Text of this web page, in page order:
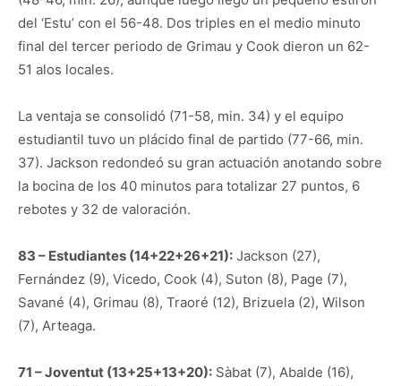
del ‘Estu’ con el 56-48. Dos triples en el medio minuto
final del tercer periodo de Grimau y Cook dieron un 62-
51 alos locales.
La ventaja se consolidó (71-58, min. 34) y el equipo
estudiantil tuvo un plácido final de partido (77-66, min.
37). Jackson redondeó su gran actuación anotando sobre
la bocina de los 40 minutos para totalizar 27 puntos, 6
rebotes y 32 de valoración.
83 – Estudiantes (14+22+26+21): Jackson (27),
Fernández (9), Vicedo, Cook (4), Suton (8), Page (7),
Savané (4), Grimau (8), Traoré (12), Brizuela (2), Wilson
(7), Arteaga.
71 – Joventut (13+25+13+20): Sàbat (7), Abalde (16),